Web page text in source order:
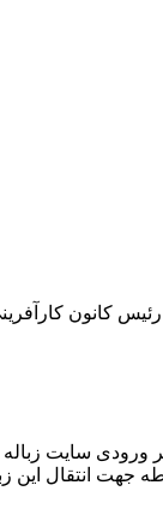
ورودی سایت